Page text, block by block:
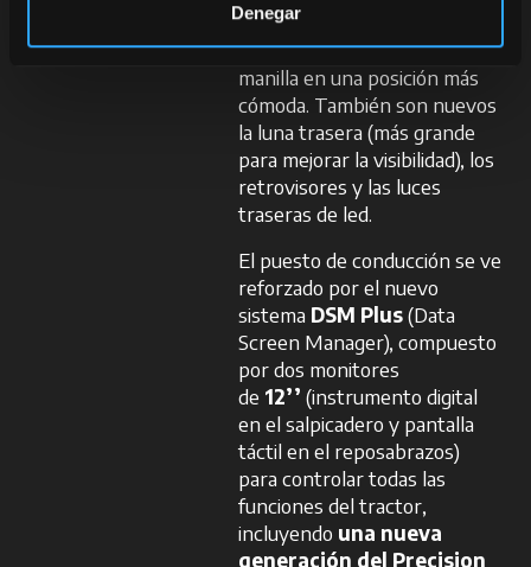
Denegar
puerta ampliada 62 mm y al
reposicionamiento de la
manilla en una posición más
cómoda. También son nuevos
la luna trasera (más grande
para mejorar la visibilidad), los
retrovisores y las luces
traseras de led.
El puesto de conducción se ve
reforzado por el nuevo
sistema DSM Plus(Data
Screen Manager), compuesto
por dos monitores
de 12’’ (instrumento digital
en el salpicadero y pantalla
táctil en el reposabrazos)
para controlar todas las
funciones del tractor,
incluyendo una nueva
generación del Precision